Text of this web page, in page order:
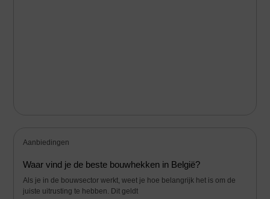
Aanbiedingen
Waar vind je de beste bouwhekken in België?
Als je in de bouwsector werkt, weet je hoe belangrijk het is om de
juiste uitrusting te hebben. Dit geldt